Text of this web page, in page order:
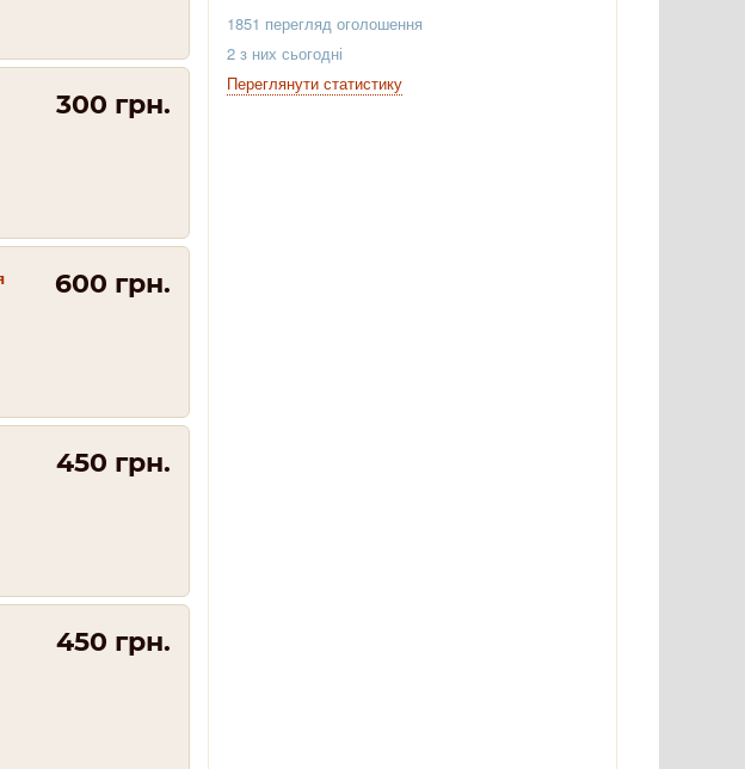
300 грн.
600 грн.
450 грн.
450 грн.
1851 перегляд оголошення
2 з них сьогодні
Переглянути статистику